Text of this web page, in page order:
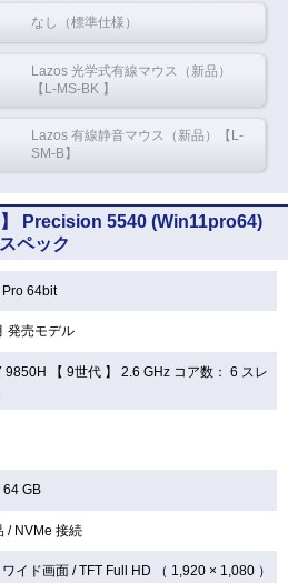
なし（標準仕様）
Lazos 光学式有線マウス（新品）
【L-MS-BK 】
Lazos 有線静音マウス（新品）【L-
SM-B】
Precision 5540 (Win11pro64)
ペック
64bit
発売モデル
9850H 【9世代 】 2.6 GHz コア数： 6 スレ
64 GB
/ NVMe 接続
ワイド画面 /TFT Full HD （ 1,920 × 1,080 ）